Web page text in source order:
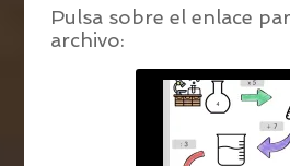
Pulsa sobre el enlace
archivo: